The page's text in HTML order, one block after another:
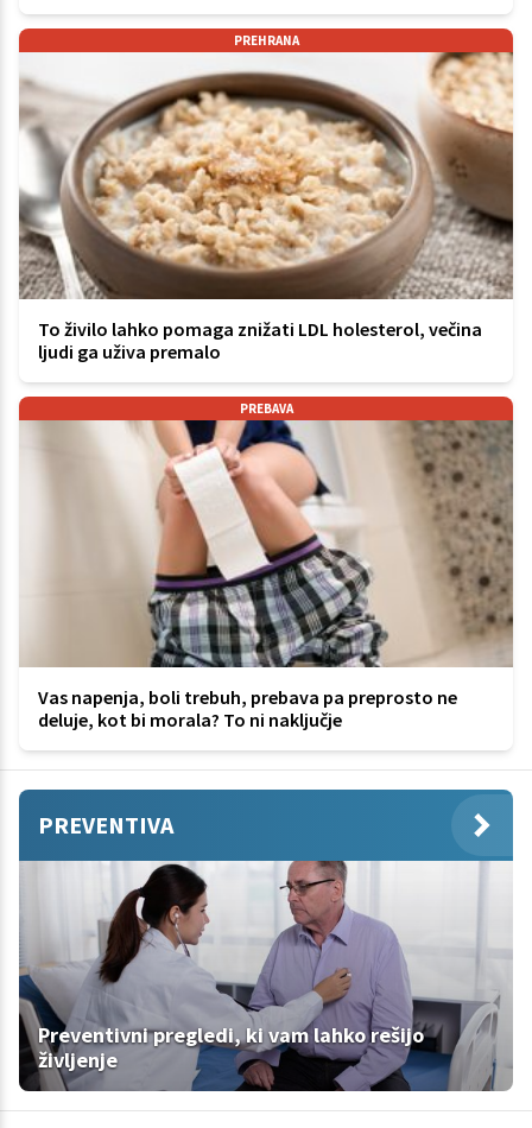
PREHRANA
To živilo lahko pomaga znižati LDL holesterol, večina
ljudi ga uživa premalo
PREBAVA
Vas napenja, boli trebuh, prebava pa preprosto ne
deluje, kot bi morala? To ni naključje
PREVENTIVA
Preventivni pregledi, ki vam lahko rešijo
življenje